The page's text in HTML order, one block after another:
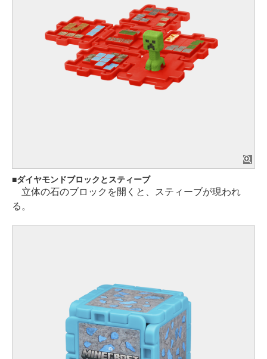
ダイヤモンドブロックとスティーブ
立体の石のブロックを開くと、スティーブが現われ
る。